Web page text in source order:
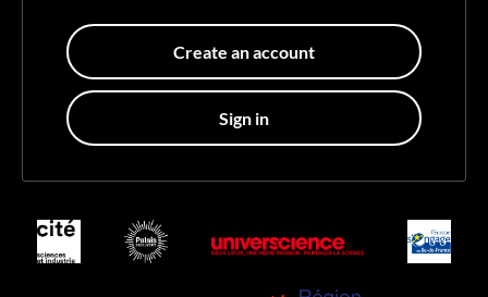
Create an account
Sign in